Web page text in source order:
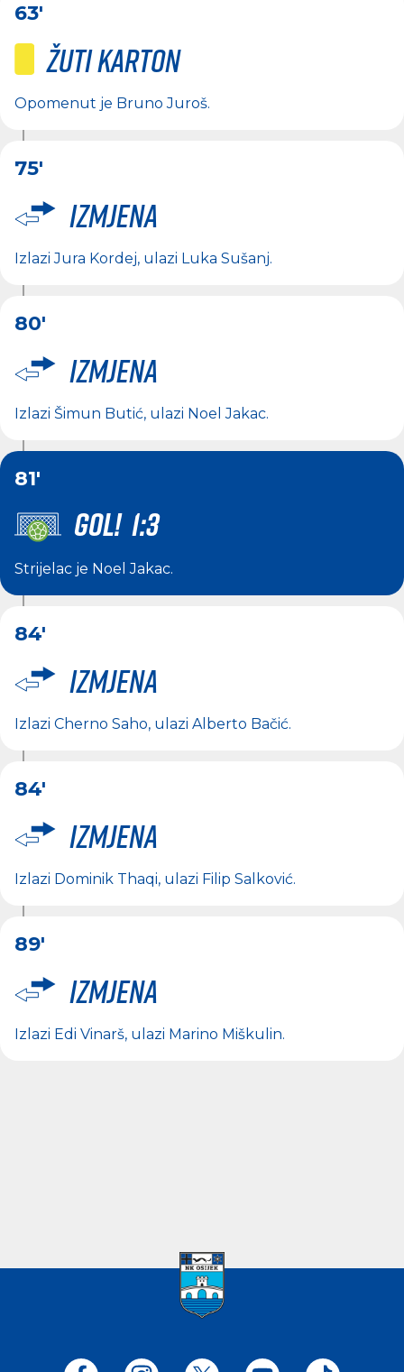
63'
Žuti karton
Opomenut je Bruno Juroš.
75'
Izmjena
IzlaziJura Kordej, ulazi Luka Sušanj.
80'
Izmjena
Izlazi Šimun Butić, ulazi Noel Jakac.
81'
GOL! 1:3
Strijelac je Noel Jakac.
84'
Izmjena
Izlazi Cherno Saho, ulazi Alberto Bačić.
84'
Izmjena
Izlazi Dominik Thaqi, ulazi Filip Salković.
89'
Izmjena
Izlazi Edi Vinarš, ulazi Marino Miškulin.